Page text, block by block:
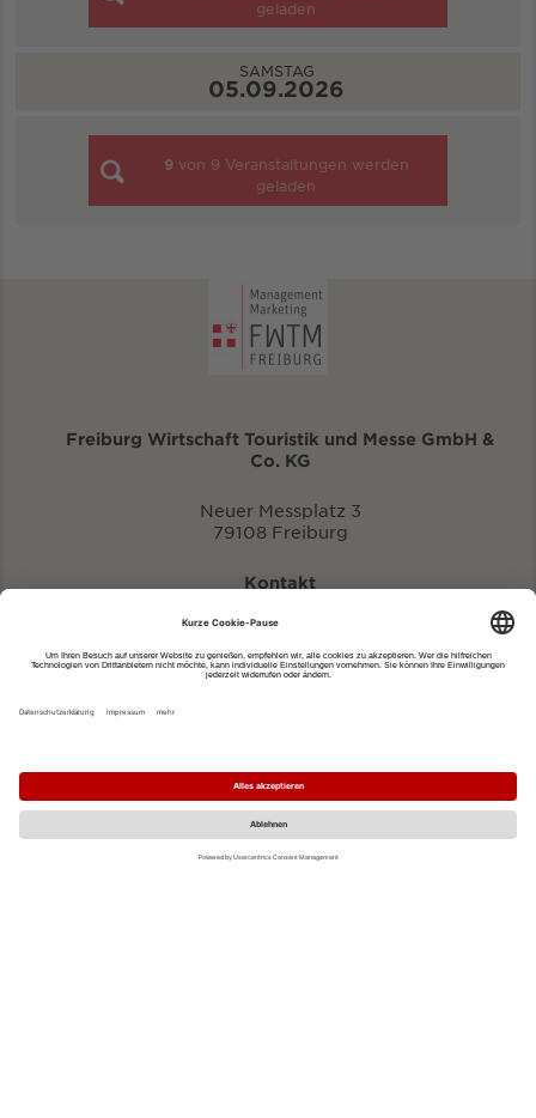
geladen
SAMSTAG
05.09.2026
9 von 9 Veranstaltungen werden
geladen
Freiburg Wirtschaft Touristik und Messe GmbH &
Co. KG
Neuer Messplatz 3
79108 Freiburg
Kontakt
eventportal@fwtm.de
Impressum